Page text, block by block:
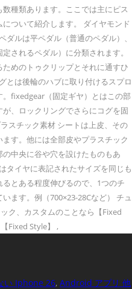
種類あります。ここでは主にピス
ついて紹介します。 ダイヤモンド
ルは平ペダル（普通のペダル）、
されるペダル）に分類されます。
めのトゥクリップとそれに通すひ
とは後輪のハブに取り付けるスプロ
fixedgear（固定ギヤ）とはこの部
、ロックリングでさらにコグを固
スチック素材 シートは上皮、その
す。他には全部皮やプラスチック
中央に谷や穴を設けたものもあ
タイヤに表記されたサイズを同じも
とある程度伸びるので、1つのチ
ます。例（700×23-28Cなど） チュ
ク、カスタムのことなら【Fixed
Fixed Style】 ,
い Iphone 26, Android アプリ 他